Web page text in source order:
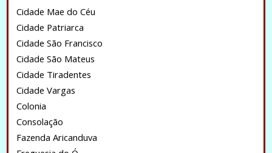
Cidade Mae do Céu
Cidade Patriarca
Cidade São Francisco
Cidade São Mateus
Cidade Tiradentes
Cidade Vargas
Colonia
Consolação
Fazenda Aricanduva